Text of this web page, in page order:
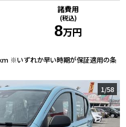
諸費用
(税込)
8万円
※いずれか早い時期が保証適用の条
1/58